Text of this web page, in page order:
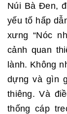
Núi Bà Đen,
yếu tố hấp
xưng “Nóc
cảnh quan
lành. Không
dựng và gìn
thiêng. Và
thống cáp